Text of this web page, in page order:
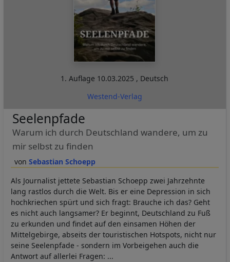
1. Auflage 10.03.2025 , Deutsch
Westend-Verlag
Sebastian Schoepp
Seelenpfade
Warum ich durch Deutschland wandere, um zu
mir selbst zu finden
Als Journalist jettete Sebastian Schoepp zwei Jahrzehnte
lang rastlos durch die Welt. Bis er eine Depression in sich
hochkriechen spürt und sich fragt: Brauche ich das? Geht
es nicht auch langsamer? Er beginnt, Deutschland zu Fuß
zu erkunden und findet auf den einsamen Höhen der
Mittelgebirge, abseits der touristischen Hotspots, nicht nur
seine Seelenpfade - sondern im Vorbeigehen auch die
Antwort auf allerlei Fragen: ...